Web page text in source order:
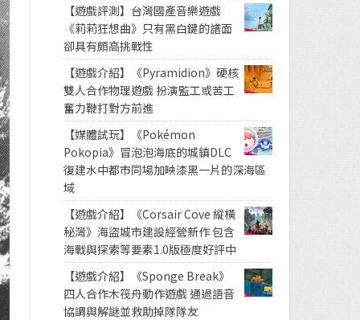
【遊戲評測】台灣國產音樂遊戲
《莉莉狂想曲》只有黑白鍵的譜面
卻具有頗高挑戰性
【遊戲介紹】《Pyramidion》硬核
雙人合作物理遊戲 扮演監工或苦工
奮力鞭打對方前進
【媒體試玩】《Pokémon
Pokopia》冒泡泡海底的城鎮DLC
復建水中都市同場加映漆黑一片的深海區
域
【遊戲介紹】《Corsair Cove 縱橫
秘灣》海盜城市建設經營新作 包含
海戰與探索等要素1.0版極度好評中
【遊戲介紹】《Sponge Break》
四人合作木筏舟動作遊戲 通過語音
協調與解謎並救助掉隊隊友